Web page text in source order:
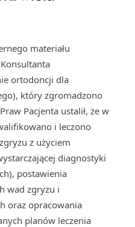
materiału
ortodoncji dla
który zgromadzono
Pacjenta ustalił, że w
i leczono
z użyciem
diagnostyki
postawienia
wad zgryzu i
oraz opracowania
planów leczenia